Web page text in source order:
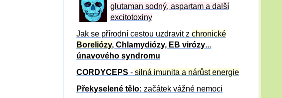
glutaman sodný, aspartam a další
excitotoxiny
Jak se přírodní cestou uzdravit z chronické
Boreliózy, Chlamydiózy, EB virózy...
únavového syndromu
CORDYCEPS - silná imunita a nárůst energie
Překyselené tělo: začátek vážné nemoci